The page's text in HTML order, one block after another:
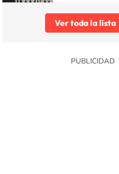
Ver toda la lista